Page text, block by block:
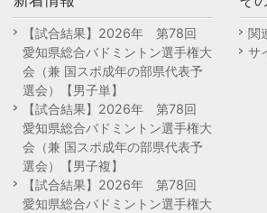
【試合結果】2026年 第78回
愛知県総合バドミントン選手権大
会（兼 国スポ成年の部県代表予
選会）【男子単】
【試合結果】2026年 第78回
愛知県総合バドミントン選手権大
会（兼 国スポ成年の部県代表予
選会）【男子複】
【試合結果】2026年 第78回
愛知県総合バドミントン選手権大
関
サ